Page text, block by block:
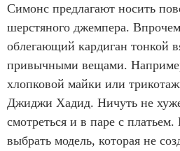
Симонс предлагают носить
шерстяного джемпера.
облегающий кардиган тонкой
привычными вещами.
хлопковой майки или
Джиджи Хадид. Ничуть не хуже
смотреться и в паре с
выбрать модель, которая не